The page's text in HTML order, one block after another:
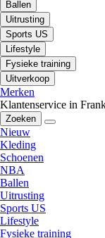
Ballen
Uitrusting
Sports US
Lifestyle
Fysieke training
Uitverkoop
Merken
Klantenservice in
Zoeken
Nieuw
Kleding
Schoenen
NBA
Ballen
Uitrusting
Sports US
Lifestyle
Fysieke training